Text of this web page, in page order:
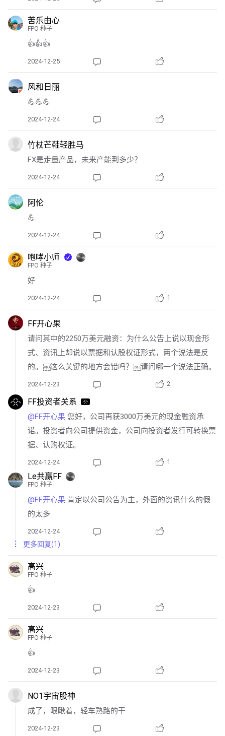
苦乐由心
FPO 种子
👍👍👍
2024-12-25
风和日丽
💪💪💪
2024-12-24
竹杖芒鞋轻胜马
FX是走量产品，未来产能到多少？
2024-12-24
阿伦
💪
2024-12-24
咆哮小师
FPO 种子
好
2024-12-24 1
FF开心果
请问其中的2250万美元融资：为什么公告上说以现金形
式、资讯上却说以票据和认股权证形式，两个说法是反
的。￼这么关键的地方会错吗？￼请问哪一个说法正确。
2024-12-23 2
FF投资者关系
@FF开心果 您好，公司再获3000万美元的现金融资承
诺。投资者向公司提供资金，公司向投资者发行可转换票
据、认购权证。
2024-12-24 1
Le共赢FF
FPO 种子
@FF开心果 肯定以公司公告为主，外面的资讯什么的假
的太多
2024-12-24
更多回复(1)
高兴
FPO 种子
👍
2024-12-23
高兴
FPO 种子
👍
2024-12-23
NO1宇宙股神
成了，眼瞅着，轻车熟路的干
2024-12-23